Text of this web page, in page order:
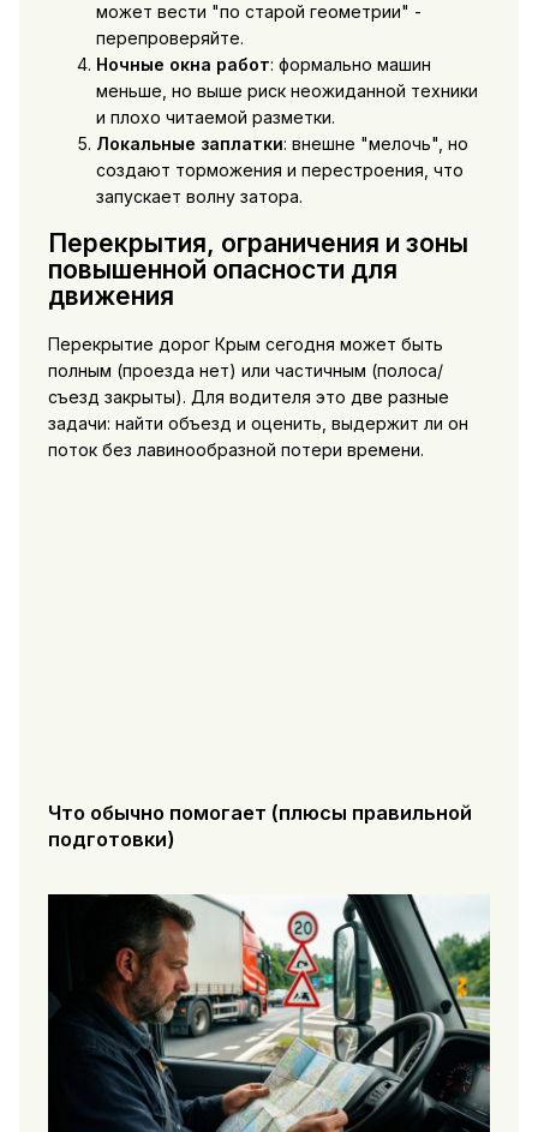
может вести "по старой геометрии" -
перепроверяйте.
Ночные окна работ: формально машин
меньше, но выше риск неожиданной техники
и плохо читаемой разметки.
Локальные заплатки: внешне "мелочь", но
создают торможения и перестроения, что
запускает волну затора.
Перекрытия, ограничения и зоны
повышенной опасности для
движения
Перекрытие дорог Крым сегодня может быть
полным (проезда нет) или частичным (полоса/
съезд закрыты). Для водителя это две разные
задачи: найти объезд и оценить, выдержит ли он
поток без лавинообразной потери времени.
Что обычно помогает (плюсы правильной
подготовки)